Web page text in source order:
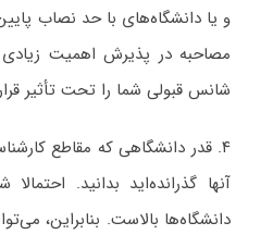
و یا دانشگاه‌های با حد نصاب
مصاحبه در پذیرش اهمیت
شانس قبولی شما را تحت تأثیر
۴. قدر دانشگاهی که مقاطع
آنها گذرانده‌اید بدانید.
دانشگاه‌ها بالاست. بنابراین،